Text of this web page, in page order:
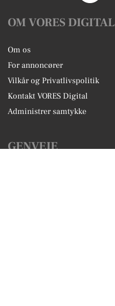
OM VORES DIGITAL
Om os
For annoncører
Vilkår og Privatlivspolitik
Kontakt VORES Digital
Administrer samtykke
GENVEJE